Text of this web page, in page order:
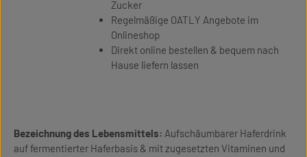
Zucker
Regelmäßige OATLY Angebote im
Onlineshop
Direkt online bestellen & bequem nach
Hause liefern lassen
Bezeichnung des Lebensmittels: Aufschäumbarer Haferdrink
auf fermentierter Haferbasis & mit zugesetzten Vitaminen und